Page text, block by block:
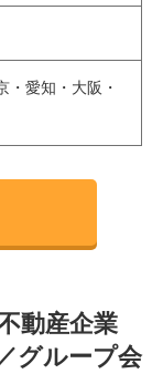
・愛知・大阪・
動産企業
グループ会